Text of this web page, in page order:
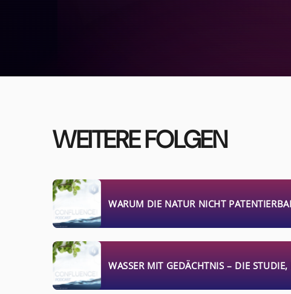
WEITERE FOLGEN
WARUM DIE NATUR NICHT
WASSER MIT GEDÄCHTNIS – DIE